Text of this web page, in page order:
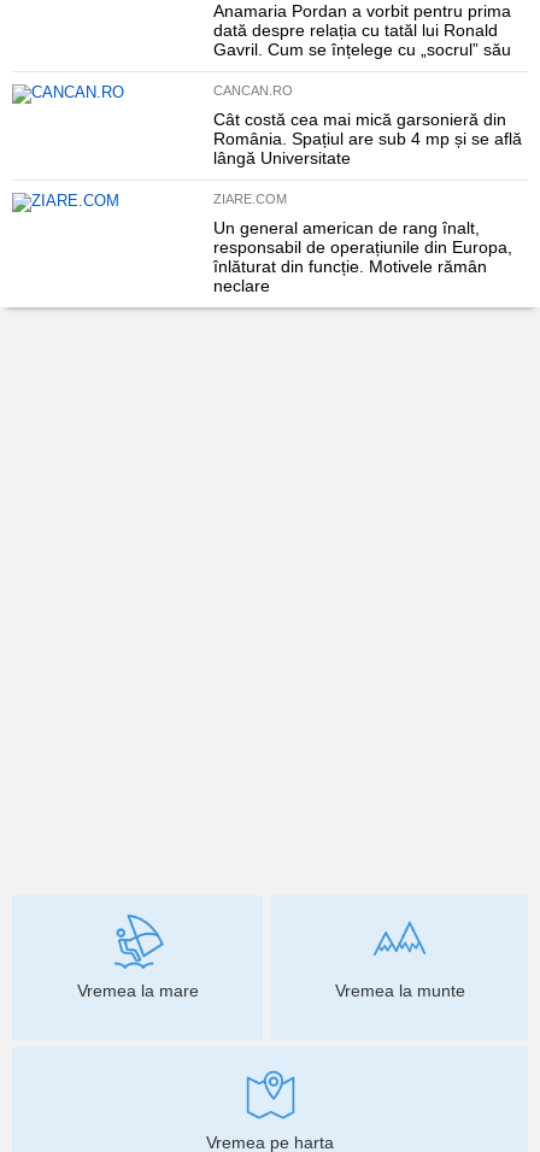
Anamaria Pordan a vorbit pentru prima
dată despre relația cu tatăl lui Ronald
Gavril. Cum se înțelege cu „socrul” său
CANCAN.RO
Cât costă cea mai mică garsonieră din
România. Spațiul are sub 4 mp și se află
lângă Universitate
ZIARE.COM
Un general american de rang înalt,
responsabil de operațiunile din Europa,
înlăturat din funcție. Motivele rămân
neclare
Vremea la mare Vremea la munte
Vremea pe harta